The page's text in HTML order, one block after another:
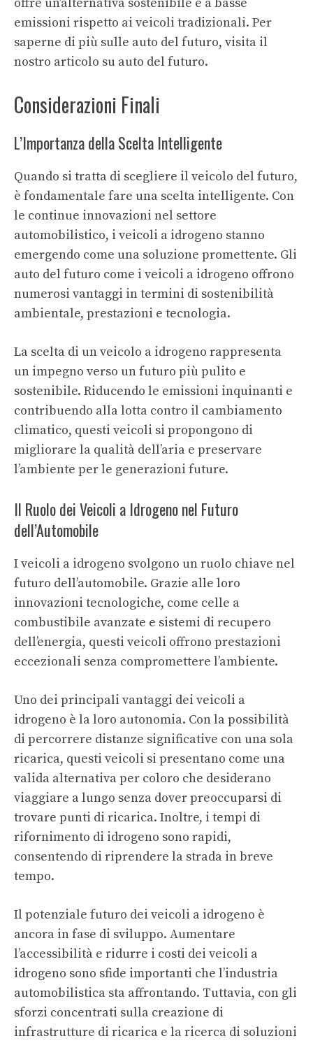
emissioni rispetto ai veicoli tradizionali. Per
saperne di più sulle auto del futuro, visita il
nostro articolo su auto del futuro.
Considerazioni Finali
L’Importanza della Scelta Intelligente
Quando si tratta di scegliere il veicolo del futuro,
è fondamentale fare una scelta intelligente. Con
le continue innovazioni nel settore
automobilistico, i veicoli a idrogeno stanno
emergendo come una soluzione promettente. Gli
auto del futuro come i veicoli a idrogeno offrono
numerosi vantaggi in termini di sostenibilità
ambientale, prestazioni e tecnologia.
La scelta di un veicolo a idrogeno rappresenta
un impegno verso un futuro più pulito e
sostenibile. Riducendo le emissioni inquinanti e
contribuendo alla lotta contro il cambiamento
climatico, questi veicoli si propongono di
migliorare la qualità dell’aria e preservare
l’ambiente per le generazioni future.
Il Ruolo dei Veicoli a Idrogeno nel Futuro
dell’Automobile
I veicoli a idrogeno svolgono un ruolo chiave nel
futuro dell’automobile. Grazie alle loro
innovazioni tecnologiche, come celle a
combustibile avanzate e sistemi di recupero
dell’energia, questi veicoli offrono prestazioni
eccezionali senza compromettere l’ambiente.
Uno dei principali vantaggi dei veicoli a
idrogeno è la loro autonomia. Con la possibilità
di percorrere distanze significative con una sola
ricarica, questi veicoli si presentano come una
valida alternativa per coloro che desiderano
viaggiare a lungo senza dover preoccuparsi di
trovare punti di ricarica. Inoltre, i tempi di
rifornimento di idrogeno sono rapidi,
consentendo di riprendere la strada in breve
tempo.
Il potenziale futuro dei veicoli a idrogeno è
ancora in fase di sviluppo. Aumentare
l’accessibilità e ridurre i costi dei veicoli a
idrogeno sono sfide importanti che l’industria
automobilistica sta affrontando. Tuttavia, con gli
sforzi concentrati sulla creazione di
infrastrutture di ricarica e la ricerca di soluzioni